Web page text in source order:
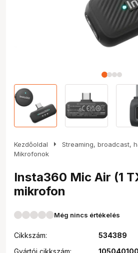
Kezdőoldal arrow_right Streaming, broadcast,
Mikrofonok
Insta360 Mic Air (1
mikrofon
Még nincs értékelés
Cikkszám:
534389
Gyártói cikkszám: